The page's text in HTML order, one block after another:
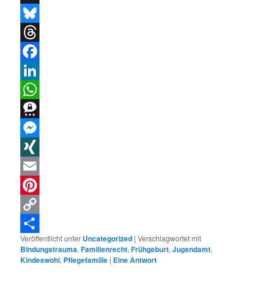
X
Bluesky
Threads
Facebook
LinkedIn
WhatsApp
Threema
Messenger
XING
Email
Pinterest
Copy
Link
Teilen
Veröffentlicht unter Uncategorized |Verschlagwortet mit
Bindungstrauma,Familienrecht,Frühgeburt,Jugendamt,
Kindeswohl, Pflegefamilie | EineAntwort